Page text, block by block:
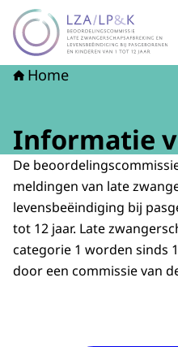
Naar de homepage van
Home
Informatie
De
meldingen van late
levensbeëindiging bij
tot 12 jaar. Late
categorie 1 worden sinds
door een commissie van